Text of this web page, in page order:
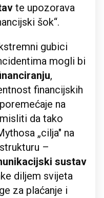
te upozorava
šok“.
gubici
mogli bi
,
financijskih
na
da tako
„cilja" na
–
sustav
diljem svijeta
za plaćanje i